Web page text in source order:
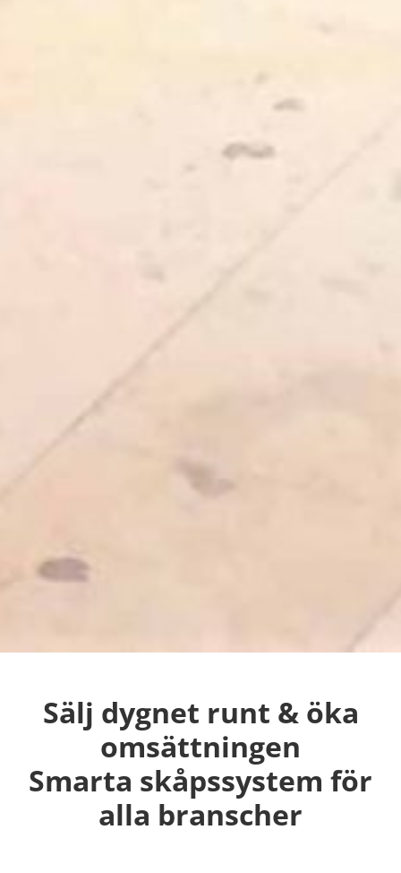
Sälj dygnet runt & öka
omsättningen
Smarta skåpssystem för
alla branscher